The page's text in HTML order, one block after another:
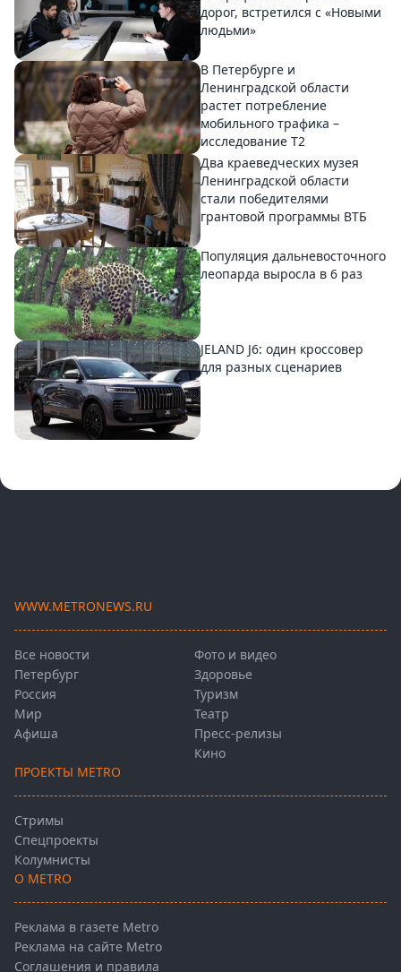
дорог, встретился с «Новыми
людьми»
В Петербурге и
Ленинградской области
растет потребление
мобильного трафика –
исследование T2
Два краеведческих музея
Ленинградской области
стали победителями
грантовой программы ВТБ
Популяция дальневосточного
леопарда выросла в 6 раз
JELAND J6: один кроссовер
для разных сценариев
WWW.METRONEWS.RU
Все новости
Петербург
Россия
Мир
Афиша
Фото и видео
Здоровье
Туризм
Театр
Пресс-релизы
Кино
ПРОЕКТЫ METRO
Стримы
Спецпроекты
Колумнисты
О METRO
Реклама в газете Metro
Реклама на сайте Metro
Соглашения и правила